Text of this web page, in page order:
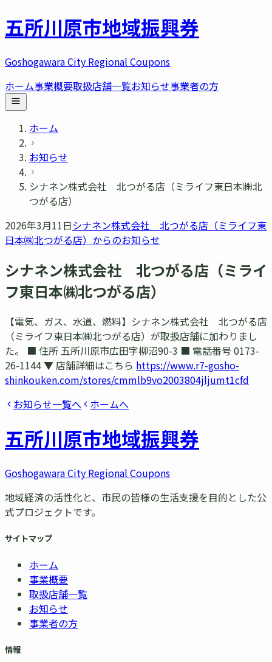
五所川原市地域振興券
Goshogawara City Regional Coupons
ホーム事業概要取扱店舗一覧お知らせ事業者の方
ホーム
お知らせ
シナネン株式会社 北つがる店（ミライフ東日本㈱北
つがる店）
2026年3月11日シナネン株式会社 北つがる店（ミライフ東
日本㈱北つがる店） からのお知らせ
シナネン株式会社 北つがる店（ミライ
フ東日本㈱北つがる店）
【電気、ガス、水道、燃料】シナネン株式会社 北つがる店
（ミライフ東日本㈱北つがる店）が取扱店舗に加わりまし
た。 ■ 住所 五所川原市広田字柳沼90-3 ■ 電話番号 0173-
26-1144 ▼ 店舗詳細はこちら https://www.r7-gosho-
shinkouken.com/stores/cmmlb9vo2003804jljumt1cfd
お知らせ一覧へ
ホームへ
五所川原市地域振興券
Goshogawara City Regional Coupons
地域経済の活性化と、市民の皆様の生活支援を目的とした公
式プロジェクトです。
サイトマップ
ホーム
事業概要
取扱店舗一覧
お知らせ
事業者の方
情報